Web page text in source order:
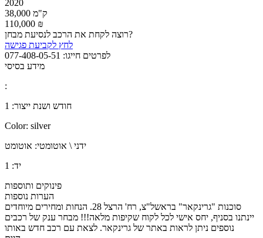
2020
38,000 ק"מ
110,000 ₪
רוצה לקחת את הרכב לנסיעת מבחן?
לחץ לקביעת פגישה
לפרטים חייגו: 077-408-05-51
מידע בסיסי
:
חודש ושנת ייצור: 1
Color: silver
ידני \ אוטומטי: אוטומט
יד: 1
פינוקים ותוספות
הערות נוספות
סוכנות "גרינקאר" בראשל"צ, רח' הרצל 28. הנחות ומחירים מיוחדים
יינתנו בסניף, יחס אישי לכל לקוח שקיפות מלאה!!! מבחר ענק של רכבים
נוספים ניתן לראות באתר של גרינקאר. לצאת עם רכב חדש באותו